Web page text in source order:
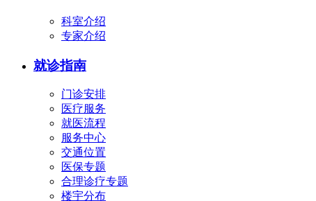
科室介绍
专家介绍
就诊指南
门诊安排
医疗服务
就医流程
服务中心
交通位置
医保专题
合理诊疗专题
楼宇分布